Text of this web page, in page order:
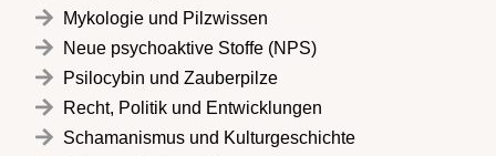
Mykologie und Pilzwissen
Neue psychoaktive Stoffe (NPS)
Psilocybin und Zauberpilze
Recht, Politik und Entwicklungen
Schamanismus und Kulturgeschichte